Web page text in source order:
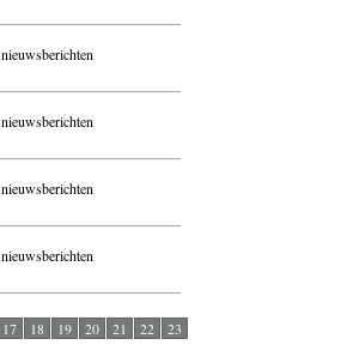
nieuwsberichten
nieuwsberichten
nieuwsberichten
nieuwsberichten
17 18 19 20 21 22
23